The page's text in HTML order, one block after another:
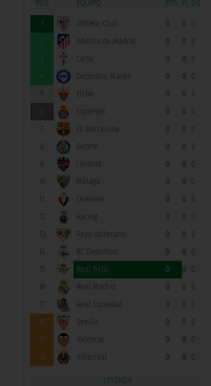
POS EQUIPO PTS PJ DG
1 Athletic Club 0 0
0
2
Atlético de Madrid 0 0
0
3
Celta 0 0
0
4
Deportivo Alavés 0 0
0
5
Elche 0 0
0
Espanyol 0 0
0
7
FC Barcelona 0 0
0
8
Getafe 0 0
0
9
Levante 0 0
0
10
Málaga 0 0
0
11
Osasuna 0 0
0
12
Racing 0 0
0
13
Rayo Vallecano 0 0
0
14
RC Deportivo 0 0
0
15
Real Betis 0 0
0
16
Real Madrid 0 0
0
17
Real Sociedad 0 0
0
18
Sevilla 0 0
0
19
Valencia 0 0
0
20
Villarreal 0 0 0
LEYENDA